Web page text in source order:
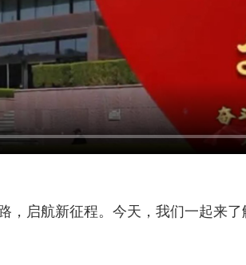
，启航新征程。今天，我们一起来了